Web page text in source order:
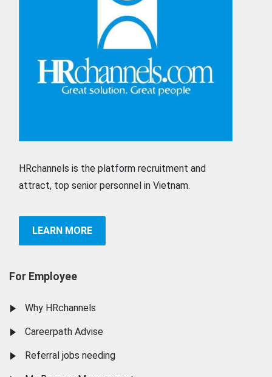
HRchannels is the platform recruitment and
attract, top senior personnel in Vietnam.
LEARN MORE
For Employee
Why HRchannels
Careerpath Advise
Referral jobs needing